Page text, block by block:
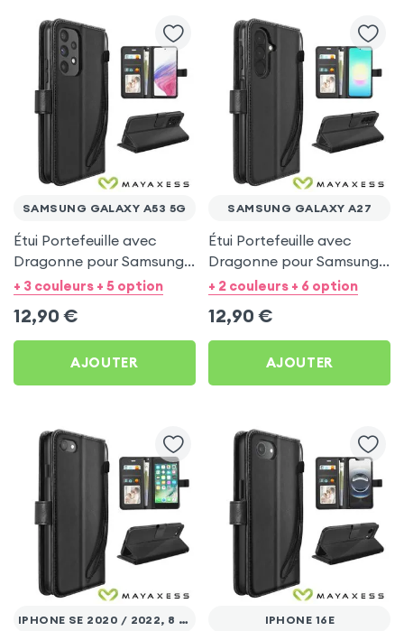
SAMSUNG GALAXY A53 5G
Étui Portefeuille avec
Dragonne pour Samsung
Galaxy A53 5G - Noir
+ 3 couleurs + 5 option
12,90 €
AJOUTER
SAMSUNG GALAXY A27
Étui Portefeuille avec
Dragonne pour Samsung
Galaxy A27 - Noir
+ 2 couleurs + 6 option
12,90 €
AJOUTER
IPHONE SE 2020 / 2022, 8 ET 7 IPHONE 16E